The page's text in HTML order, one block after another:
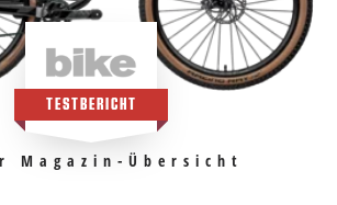
TESTBERICHT
Magazin-Übersicht